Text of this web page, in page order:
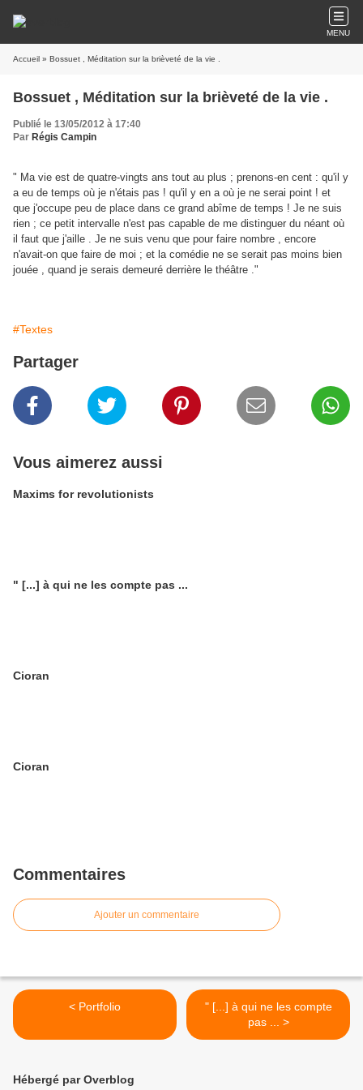
MENU
Accueil » Bossuet , Méditation sur la brièveté de la vie .
Bossuet , Méditation sur la brièveté de la vie .
Publié le 13/05/2012 à 17:40
Par Régis Campin
" Ma vie est de quatre-vingts ans tout au plus ; prenons-en cent : qu'il y
a eu de temps où je n'étais pas ! qu'il y en a où je ne serai point ! et
que j'occupe peu de place dans ce grand abîme de temps ! Je ne suis
rien ; ce petit intervalle n'est pas capable de me distinguer du néant où
il faut que j'aille . Je ne suis venu que pour faire nombre , encore
n'avait-on que faire de moi ; et la comédie ne se serait pas moins bien
jouée , quand je serais demeuré derrière le théâtre ."
#Textes
Partager
Vous aimerez aussi
Maxims for revolutionists
" [...] à qui ne les compte pas ...
Cioran
Cioran
Commentaires
Ajouter un commentaire
< Portfolio
" [...] à qui ne les compte
pas ... >
Hébergé par Overblog